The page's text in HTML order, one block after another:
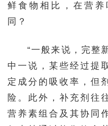
鲜食物相比，在营
同？
“一般来说，完整新
中一说，某些经过提
定成分的吸收率，但
险。此外，补充剂往
营养素组合及其协同